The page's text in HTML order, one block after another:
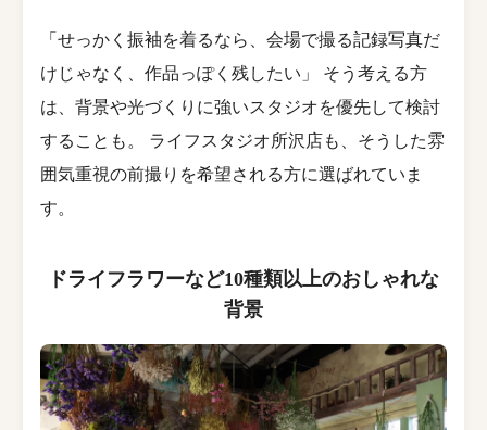
「せっかく振袖を着るなら、会場で撮る記録写真だ
けじゃなく、作品っぽく残したい」 そう考える方
は、背景や光づくりに強いスタジオを優先して検討
することも。 ライフスタジオ所沢店も、そうした雰
囲気重視の前撮りを希望される方に選ばれていま
す。
ドライフラワーなど10種類以上のおしゃれな
背景